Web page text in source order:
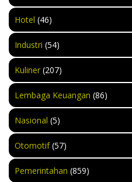
Hotel (46)
Industri (54)
Kuliner (207)
Lembaga Keuangan (86)
Nasional (5)
Otomotif(57)
Pemerintahan (859)